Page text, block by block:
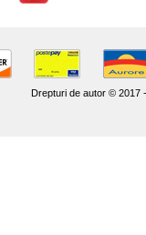
Drepturi de autor © 2017